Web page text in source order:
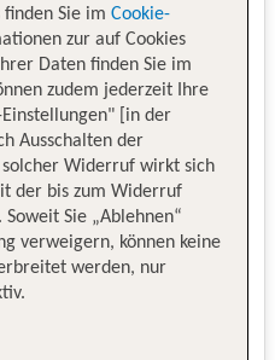
finden Sie im Cookie-
zur auf Cookies
Daten finden Sie im
zudem jederzeit Ihre
[in der
Ausschalten der
Widerruf wirkt sich
der bis zum Widerruf
Sie „Ablehnen“
verweigern, können keine
werden, nur